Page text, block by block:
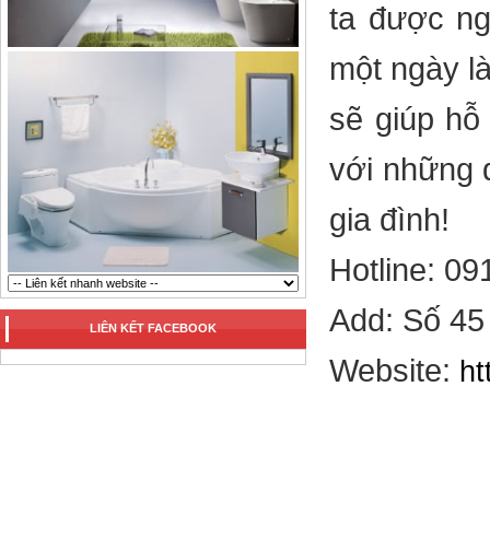
LIÊN KẾT FACEBOOK
ta được
một ngày
sẽ giúp
với những
gia đình!
Hotline:
Add: Số
Website: